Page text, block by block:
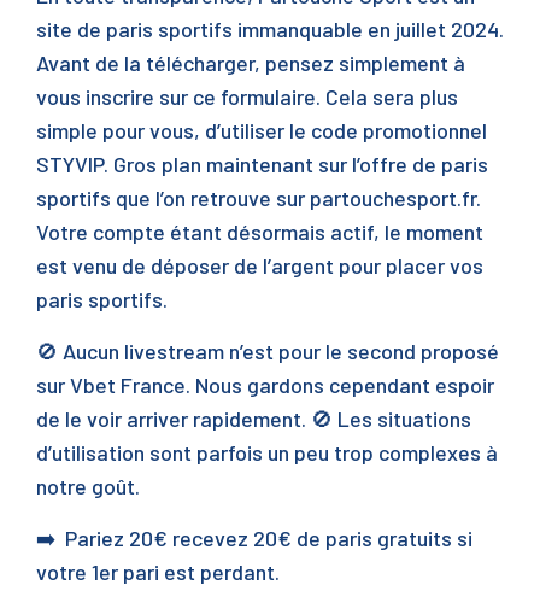
site de paris sportifs immanquable en juillet 2024.
Avant de la télécharger, pensez simplement à
vous inscrire sur ce formulaire. Cela sera plus
simple pour vous, d’utiliser le code promotionnel
STYVIP. Gros plan maintenant sur l’offre de paris
sportifs que l’on retrouve sur partouchesport.fr.
Votre compte étant désormais actif, le moment
est venu de déposer de l’argent pour placer vos
paris sportifs.
🚫 Aucun livestream n’est pour le second proposé
sur Vbet France. Nous gardons cependant espoir
de le voir arriver rapidement. 🚫 Les situations
d’utilisation sont parfois un peu trop complexes à
notre goût.
➡️ Pariez 20€ recevez 20€ de paris gratuits si
votre 1er pari est perdant.